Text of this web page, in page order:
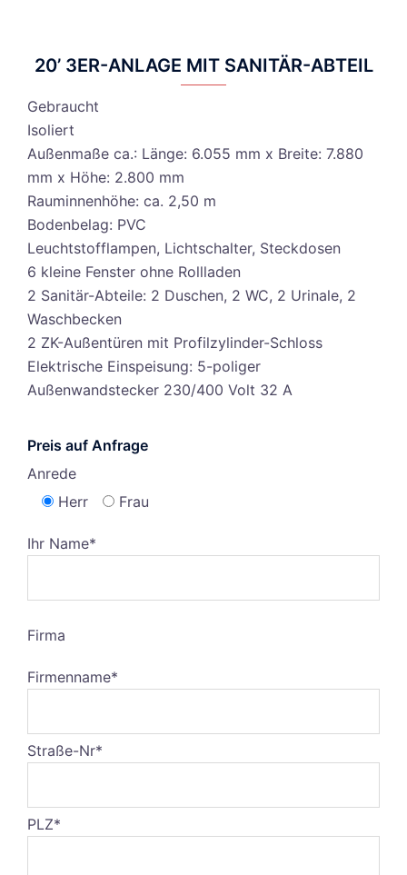
20’ 3ER-ANLAGE MIT SANITÄR-ABTEIL
Gebraucht
Isoliert
Außenmaße ca.: Länge: 6.055 mm x Breite: 7.880
mm x Höhe: 2.800 mm
Rauminnenhöhe: ca. 2,50 m
Bodenbelag: PVC
Leuchtstofflampen, Lichtschalter, Steckdosen
6 kleine Fenster ohne Rollladen
2 Sanitär-Abteile: 2 Duschen, 2 WC, 2 Urinale, 2
Waschbecken
2 ZK-Außentüren mit Profilzylinder-Schloss
Elektrische Einspeisung: 5-poliger
Außenwandstecker 230/400 Volt 32 A
Preis auf Anfrage
Anrede
Herr
Frau
Ihr Name*
Firma
Firmenname*
Straße-Nr*
PLZ*